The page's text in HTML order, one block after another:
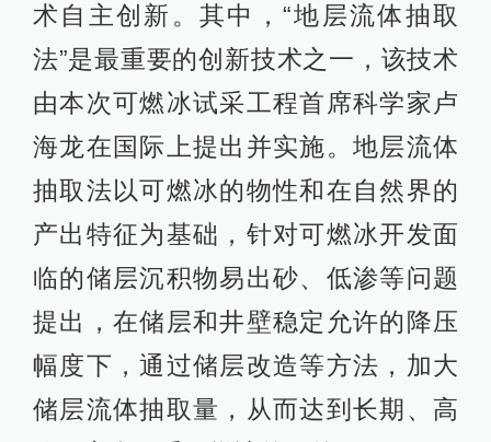
术自主创新。其中，“地层流体抽取
法”是最重要的创新技术之一，该技术
由本次可燃冰试采工程首席科学家卢
海龙在国际上提出并实施。地层流体
抽取法以可燃冰的物性和在自然界的
产出特征为基础，针对可燃冰开发面
临的储层沉积物易出砂、低渗等问题
提出，在储层和井壁稳定允许的降压
幅度下，通过储层改造等方法，加大
储层流体抽取量，从而达到长期、高